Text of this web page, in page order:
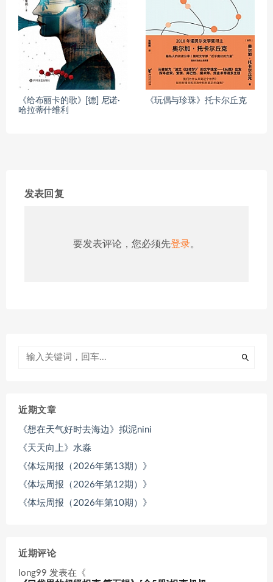
《给布丽卡的歌》[德] 尼诺·
哈拉蒂什维利
《玩偶与珍珠》托卡尔丘克
发表回复
要发表评论，您必须先登录。
近期文章
《想在天气好时去海边》拟泥nini
《天天向上》水淼
《体坛周报（2026年第13期）》
《体坛周报（2026年第12期）》
《体坛周报（2026年第10期）》
近期评论
long99 发表在《